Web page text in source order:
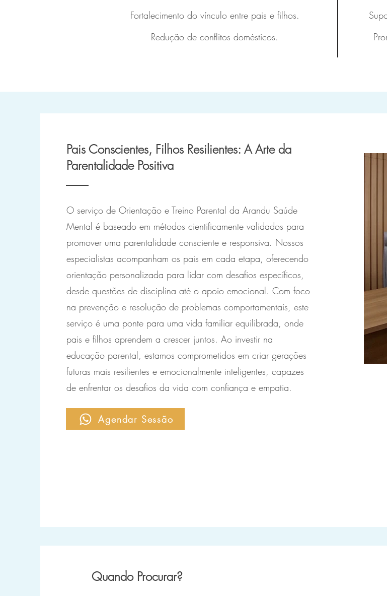
Fortalecimento do vínculo entre pais e filhos.
Redução de conflitos domésticos.
Pais Conscientes, Filhos Resilientes: A Arte da
Parentalidade Positiva
O serviço de Orientação e Treino Parental da Arandu Saúde
Mental é baseado em métodos cientificamente validados para
promover uma parentalidade consciente e responsiva. Nossos
especialistas acompanham os pais em cada etapa, oferecendo
orientação personalizada para lidar com desafios específicos,
desde questões de disciplina até o apoio emocional. Com foco
na prevenção e resolução de problemas comportamentais, este
serviço é uma ponte para uma vida familiar equilibrada, onde
pais e filhos aprendem a crescer juntos. Ao investir na
educação parental, estamos comprometidos em criar gerações
futuras mais resilientes e emocionalmente inteligentes, capazes
de enfrentar os desafios da vida com confiança e empatia.
Agendar Sessão
Quando Procurar?